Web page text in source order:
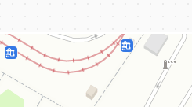
КёнигКлимат
Кондиционеры в Калининграде
Установка кондиционеров в Калининграде